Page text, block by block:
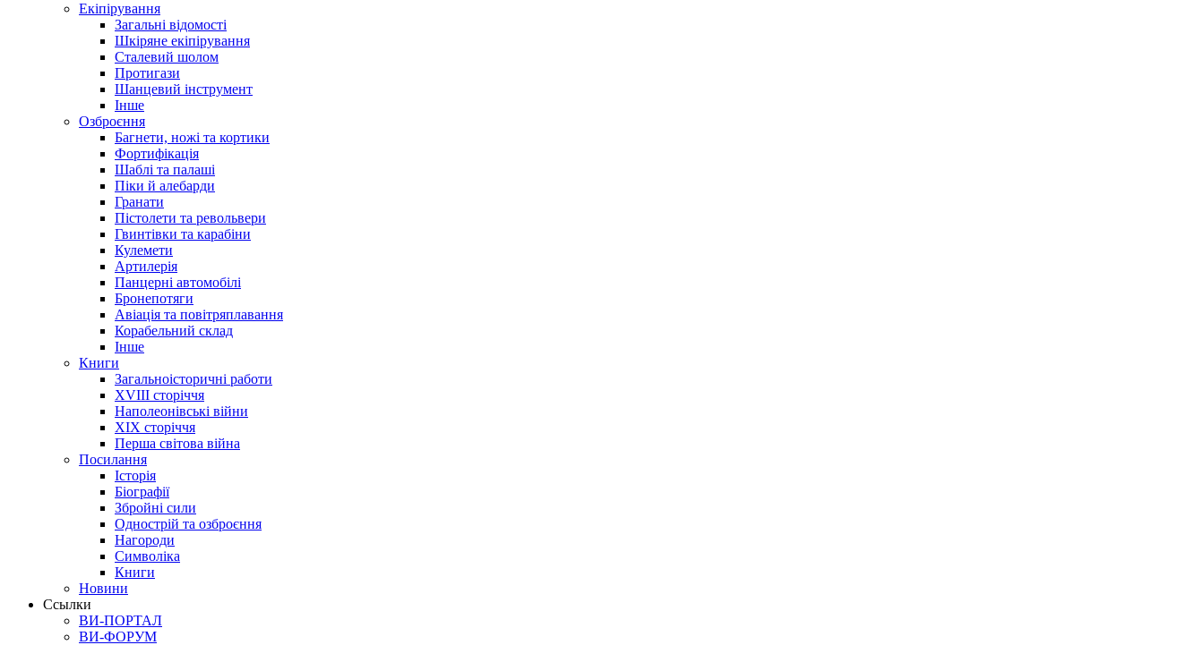
Екіпірування
Загальні відомості
Шкіряне екіпірування
Сталевий шолом
Протигази
Шанцевий інструмент
Інше
Озброєння
Багнети, ножі та кортики
Фортифікація
Шаблі та палаші
Піки й алебарди
Гранати
Пістолети та револьвери
Гвинтівки та карабіни
Кулемети
Артилерія
Панцерні автомобілі
Бронепотяги
Авіація та повітряплавання
Корабельний склад
Інше
Книги
Загальноісторичні работи
XVIII сторіччя
Наполеонівські війни
XIX сторіччя
Перша світова війна
Посилання
Історія
Біографії
Збройні сили
Однострій та озброєння
Нагороди
Символіка
Книги
Новини
Ссылки
ВИ-ПОРТАЛ
ВИ-ФОРУМ